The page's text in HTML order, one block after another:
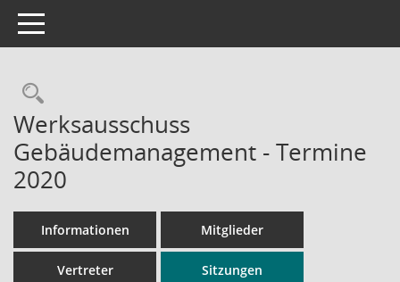
Toggle navigation
Rechercheauswahl
Werksausschuss
Gebäudemanagement - Termine
2020
Informationen Mitglieder
Vertreter Sitzungen